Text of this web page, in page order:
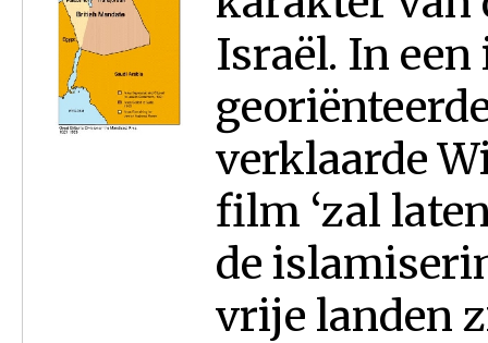
Israël. In
verklaarde
film ‘zal
de
vrije landen